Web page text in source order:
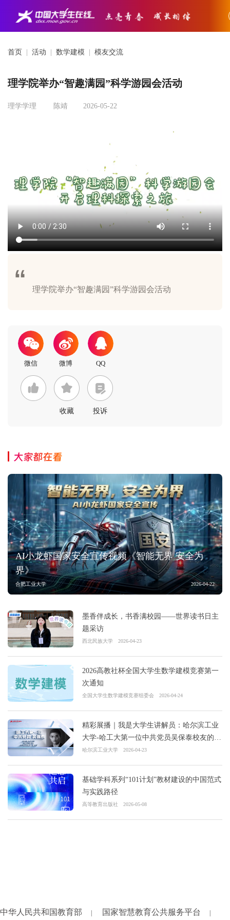
首页 活动 数学建模 模友交流
理学院举办“智趣满园”科学游园会活动
理学学理 陈靖 2026-05-22
收藏 投诉
大家都在看
AI小龙虾国家安全宣传视频《智能无界 安全为
界》
合肥工业大学 2026-04-22
墨香伴成长，书香满校园——世界读书日主
题采访
西北民族大学 2026-04-23
2026高教社杯全国大学生数学建模竞赛第一
次通知
全国大学生数学建模竞赛组委会 2026-04-24
精彩展播｜我是大学生讲解员：哈尔滨工业
大学-哈工大第一位中共党员吴保泰校友的抗
战故事
哈尔滨工业大学 2026-04-23
基础学科系列“101计划”教材建设的中国范式
与实践路径
高等教育出版社 2026-05-08
中华人民共和国教育部 国家智慧教育公共服务平台